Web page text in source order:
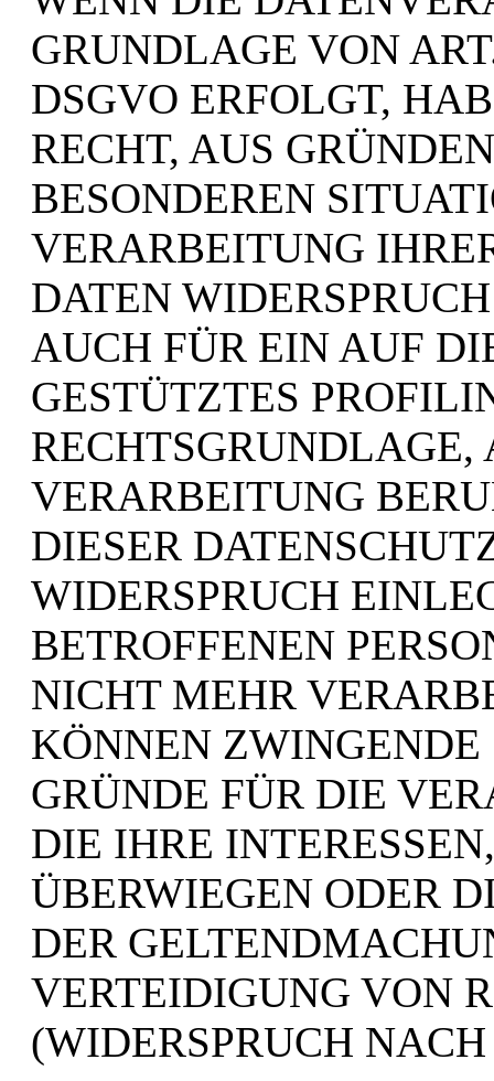
GRUNDLAGE VON
DSGVO ERFOLGT,
RECHT, AUS
BESONDEREN
VERARBEITUNG
DATEN
AUCH FÜR EIN AUF
GESTÜTZTES
RECHTSGRUNDLAGE,
VERARBEITUNG
DIESER
WIDERSPRUCH
BETROFFENEN
NICHT MEHR
KÖNNEN
GRÜNDE FÜR DIE
DIE IHRE
ÜBERWIEGEN ODER
DER
VERTEIDIGUNG VON
(WIDERSPRUCH